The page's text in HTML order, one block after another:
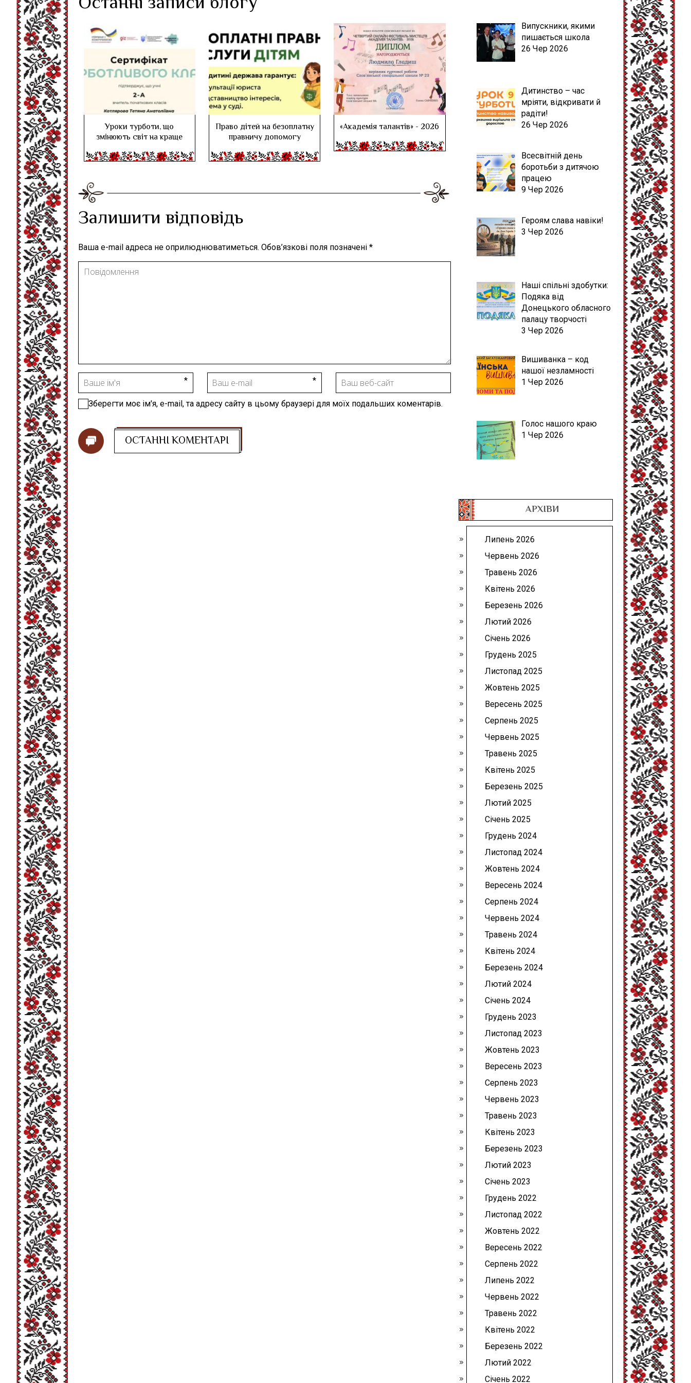
Уроки турботи, що
змінюють світ на краще
Право дітей на безоплатну
правничу допомогу
«Академія талантів» - 2026
Залишити відповідь
Ваша e-mail адреса не оприлюднюватиметься. Обов’язкові поля позначені *
Зберегти моє ім'я, e-mail, та адресу сайту в цьому браузері для моїх подальших коментарів.
Випускники, якими
пишається школа
26 Чер 2026
Дитинство – час
мріяти, відкривати й
радіти!
26 Чер 2026
Всесвітній день
боротьби з дитячою
працею
9 Чер 2026
Героям слава навіки!
3 Чер 2026
Наші спільні здобутки:
Подяка від
Донецького обласного
палацу творчості
3 Чер 2026
Вишиванка – код
нашої незламності
1 Чер 2026
Голос нашого краю
1 Чер 2026
АРХІВИ
Липень 2026
Червень 2026
Травень 2026
Квітень 2026
Березень 2026
Лютий 2026
Січень 2026
Грудень 2025
Листопад 2025
Жовтень 2025
Вересень 2025
Серпень 2025
Червень 2025
Травень 2025
Квітень 2025
Березень 2025
Лютий 2025
Січень 2025
Грудень 2024
Листопад 2024
Жовтень 2024
Вересень 2024
Серпень 2024
Червень 2024
Травень 2024
Квітень 2024
Березень 2024
Лютий 2024
Січень 2024
Грудень 2023
Листопад 2023
Жовтень 2023
Вересень 2023
Серпень 2023
Червень 2023
Травень 2023
Квітень 2023
Березень 2023
Лютий 2023
Січень 2023
Грудень 2022
Листопад 2022
Жовтень 2022
Вересень 2022
Серпень 2022
Липень 2022
Червень 2022
Травень 2022
Квітень 2022
Березень 2022
Лютий 2022
Січень 2022